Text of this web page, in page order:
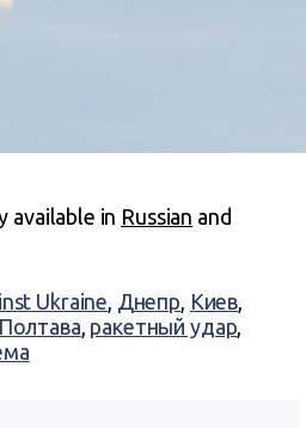
available in Russian and
Ukraine, Днепр, Киев,
Полтава, ракетный удар,